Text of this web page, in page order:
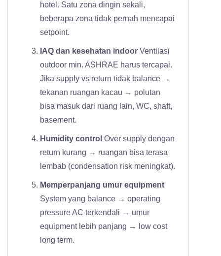
hotel. Satu zona dingin sekali,
beberapa zona tidak pernah mencapai
setpoint.
IAQ dan kesehatan indoor Ventilasi
outdoor min. ASHRAE harus tercapai.
Jika supply vs return tidak balance →
tekanan ruangan kacau → polutan
bisa masuk dari ruang lain, WC, shaft,
basement.
Humidity control Over supply dengan
return kurang → ruangan bisa terasa
lembab (condensation risk meningkat).
Memperpanjang umur equipment
System yang balance → operating
pressure AC terkendali → umur
equipment lebih panjang → low cost
long term.